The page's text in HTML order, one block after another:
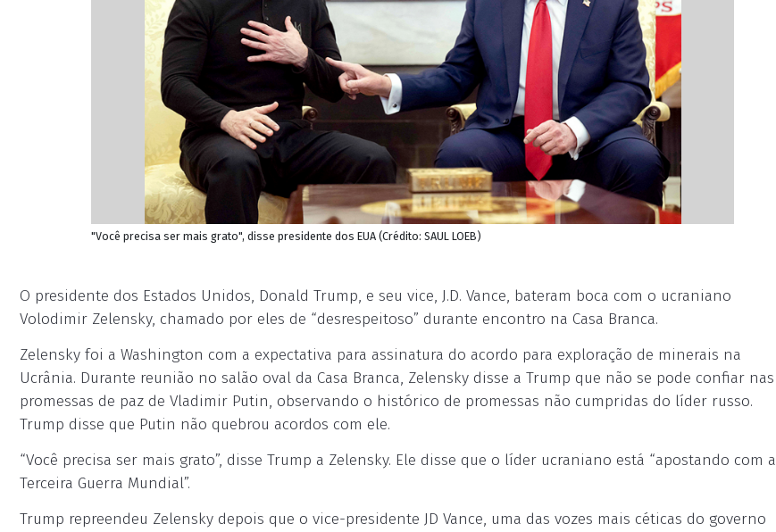
"Você precisa ser mais grato", disse presidente dos EUA (Crédito: SAUL LOEB)
O presidente dos Estados Unidos, Donald Trump, e seu vice, J.D. Vance, bateram boca com o ucraniano
Volodimir Zelensky, chamado por eles de “desrespeitoso” durante encontro na Casa Branca.
Zelensky foi a Washington com a expectativa para assinatura do acordo para exploração de minerais na
Ucrânia. Durante reunião no salão oval da Casa Branca, Zelensky disse a Trump que não se pode confiar nas
promessas de paz de Vladimir Putin, observando o histórico de promessas não cumpridas do líder russo.
Trump disse que Putin não quebrou acordos com ele.
“Você precisa ser mais grato”, disse Trump a Zelensky. Ele disse que o líder ucraniano está “apostando com a
Terceira Guerra Mundial”.
Trump repreendeu Zelensky depois que o vice-presidente JD Vance, uma das vozes mais céticas do governo